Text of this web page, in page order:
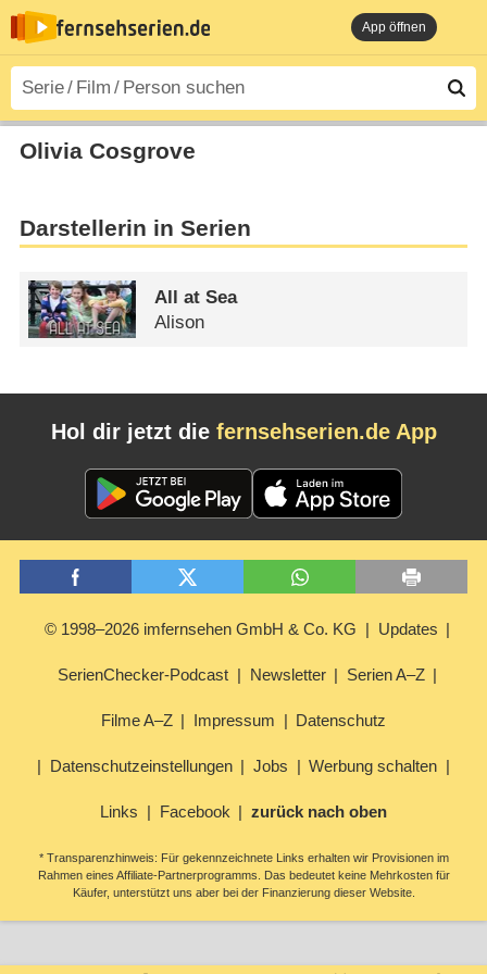
App öffnen
Olivia Cosgrove
Darstellerin in Serien
All at Sea
Alison
Hol dir jetzt die fernsehserien.de App
© 1998–2026 imfernsehen GmbH & Co. KG Updates
SerienChecker-Podcast Newsletter Serien A–Z
Filme A–Z Impressum Datenschutz
Datenschutzeinstellungen Jobs Werbung schalten
Links Facebook zurück nach oben
* Transparenzhinweis: Für gekennzeichnete Links erhalten wir Provisionen im
Rahmen eines Affiliate-Partnerprogramms. Das bedeutet keine Mehrkosten für
Käufer, unterstützt uns aber bei der Finanzierung dieser Website.